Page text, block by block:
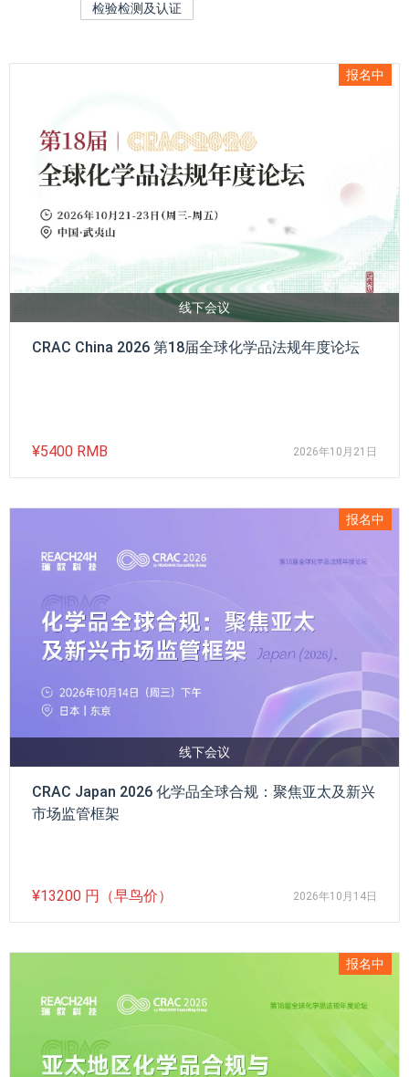
检验检测及认证
报名中
线下会议
CRAC China 2026 第18届全球化学品法规年度论坛
¥5400 RMB 2026年10月21日
报名中
线下会议
CRAC Japan 2026 化学品全球合规：聚焦亚太及新兴
市场监管框架
¥13200 円（早鸟价） 2026年10月14日
报名中